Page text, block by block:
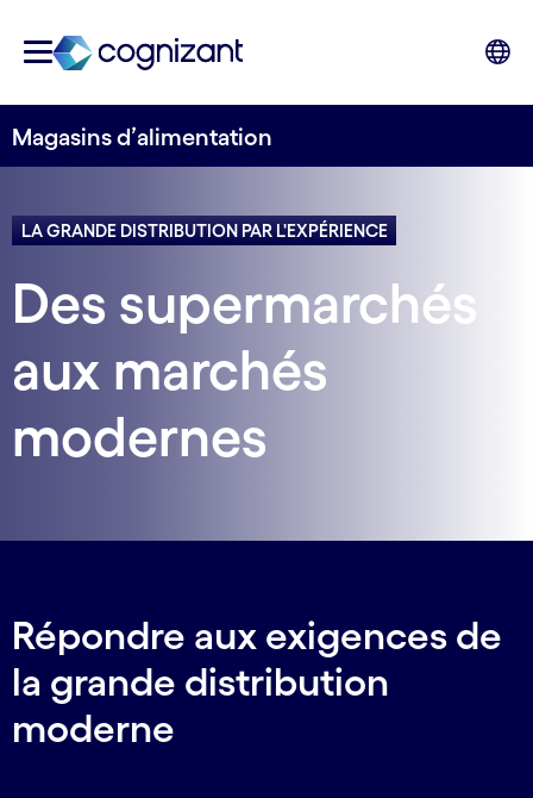
Magasins d’alimentation
LA GRANDE DISTRIBUTION PAR L'EXPÉRIENCE
Des supermarchés
aux marchés
modernes
Répondre aux exigences de
la grande distribution
moderne